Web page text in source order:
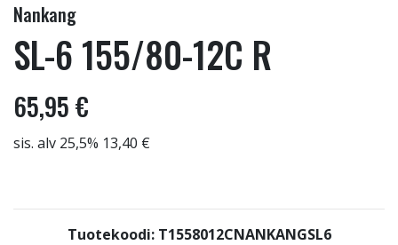
Nankang
SL-6 155/80-12C R
65,95 €
sis. alv 25,5% 13,40 €
Tuotekoodi: T1558012CNANKANGSL6